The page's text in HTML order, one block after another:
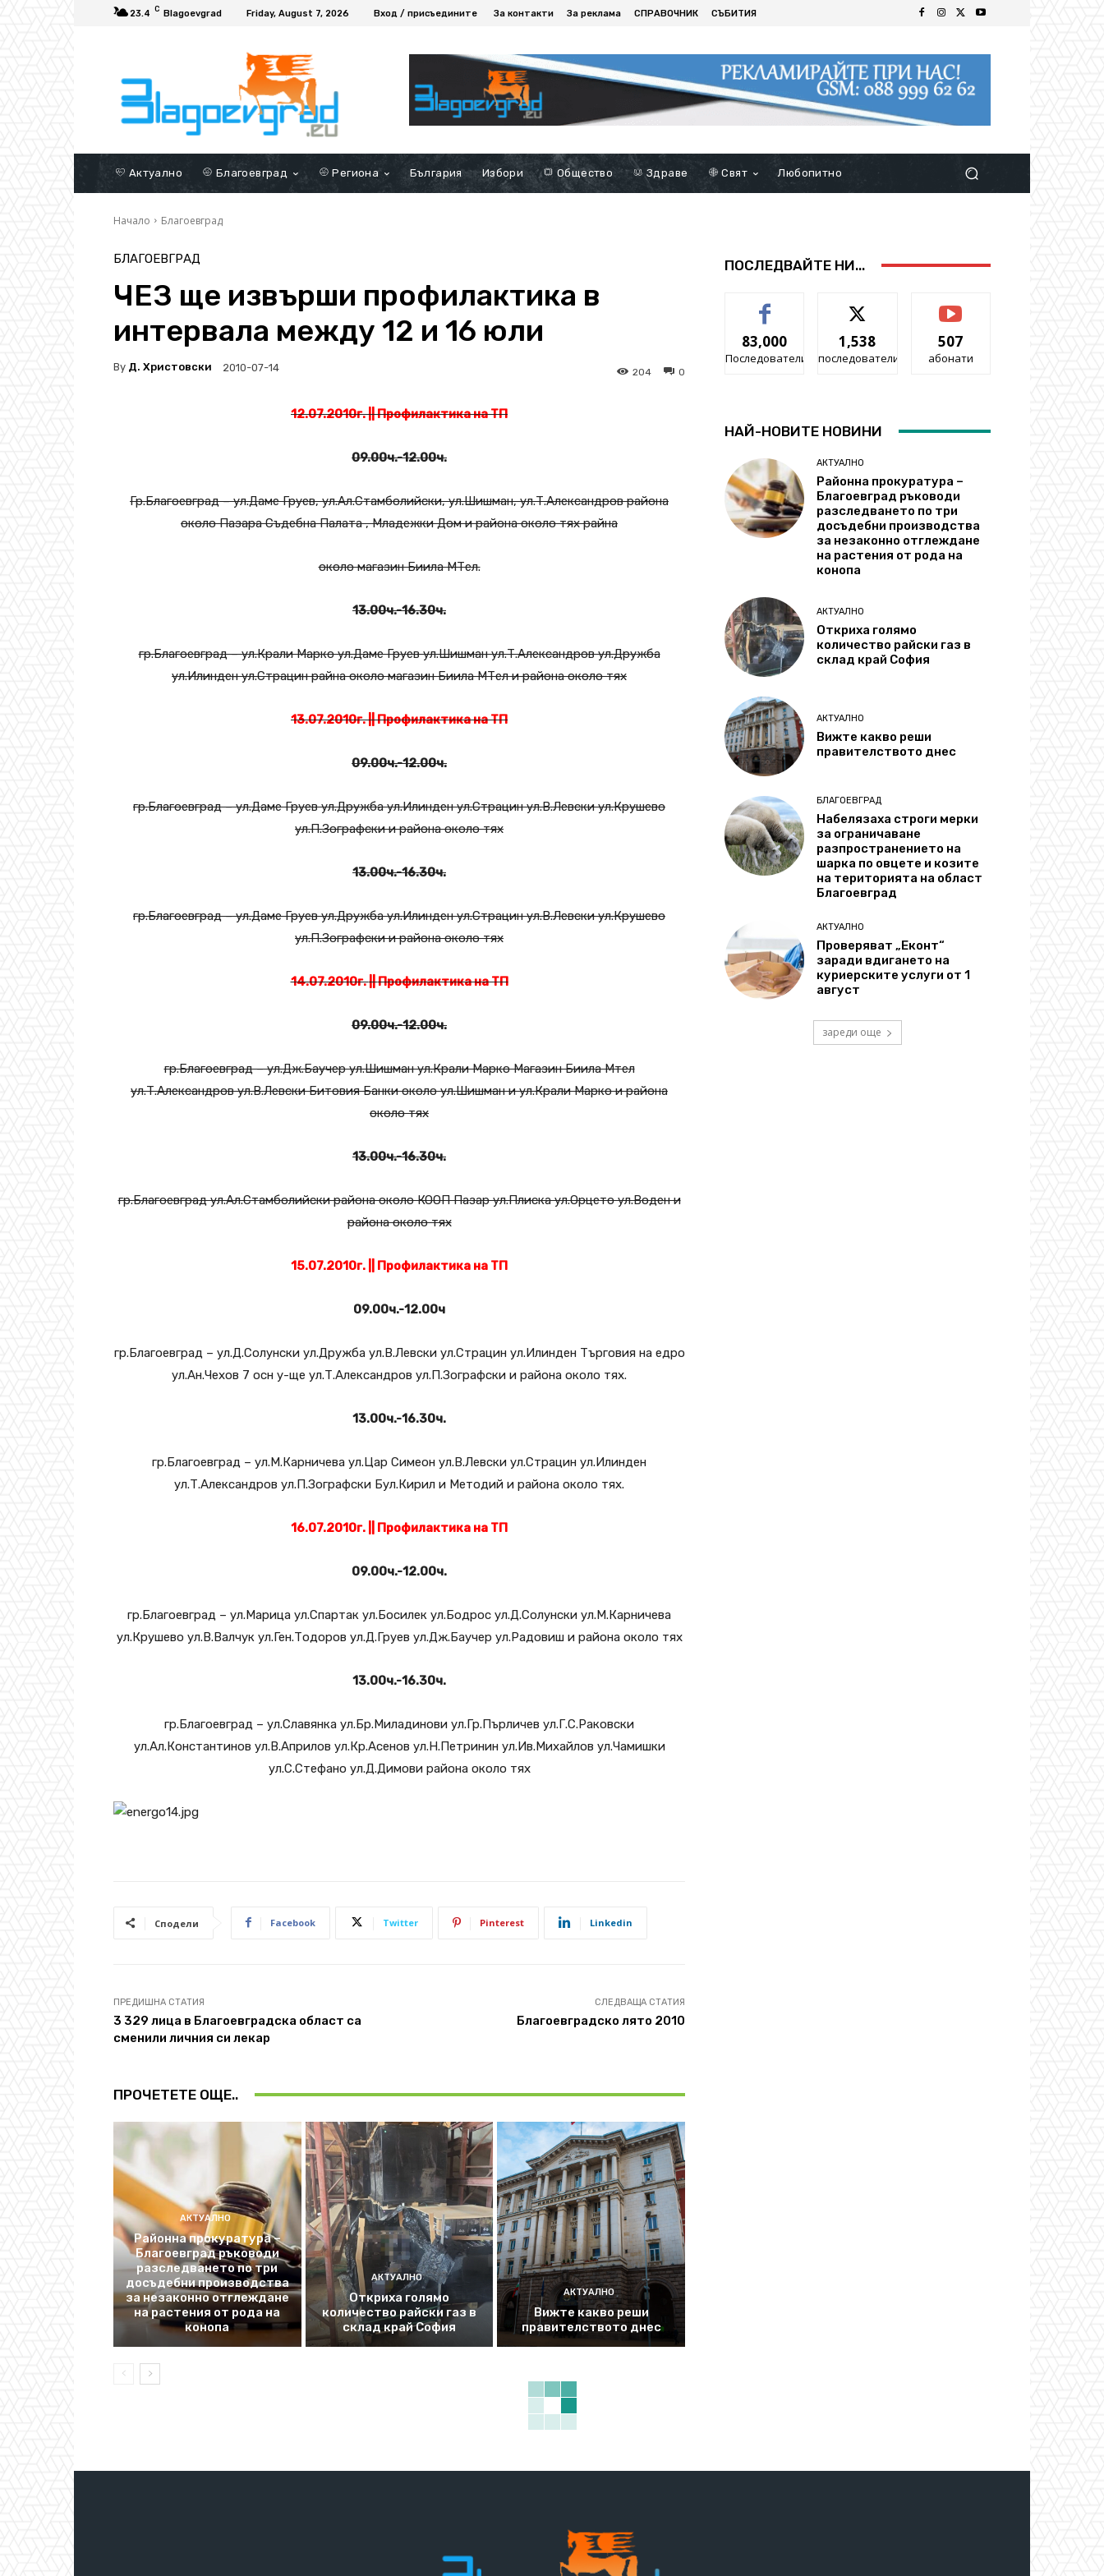
23.4 C Blagoevgrad Friday, August 7, 2026 Вход / присъедините За контакти За реклама СПРАВОЧНИК СЪБИТИЯ
Актуално Благоевград Региона България Избори Общество Здраве Свят Любопитно
Начало Благоевград
БЛАГОЕВГРАД
ЧЕЗ ще извърши профилактика в
интервала между 12 и 16 юли
By Д. Христовски 2010-07-14 0
204
12.07.2010г. ||Профилактика на ТП
09.00ч.-12.00ч.
Гр.Благоевград – ул.Даме Груев, ул.Ал.Стамболийски, ул.Шишман, ул.Т.Александров района
около Пазара Съдебна Палата , Младежки Дом и района около тях райна
около магазин Биила МТел.
13.00ч.-16.30ч.
гр.Благоевград – ул.Крали Марко ул.Даме Груев ул.Шишман ул.Т.Александров ул.Дружба
ул.Илинден ул.Страцин райна около магазин Биила МТел и района около тях
13.07.2010г. ||Профилактика на ТП
09.00ч.-12.00ч.
гр.Благоевград – ул.Даме Груев ул.Дружба ул.Илинден ул.Страцин ул.В.Левски ул.Крушево
ул.П.Зографски и района около тях
13.00ч.-16.30ч.
гр.Благоевград – ул.Даме Груев ул.Дружба ул.Илинден ул.Страцин ул.В.Левски ул.Крушево
ул.П.Зографски и района около тях
14.07.2010г.||Профилактика на ТП
09.00ч.-12.00ч.
гр.Благоевград – ул.Дж.Баучер ул.Шишман ул.Крали Марко Магазин Биила Мтел
ул.Т.Александров ул.В.Левски Битовия Банки около ул.Шишман и ул.Крали Марко и района
около тях
13.00ч.-16.30ч.
гр.Благоевград ул.Ал.Стамболийски района около КООП Пазар ул.Плиска ул.Орцето ул.Воден и
района около тях
15.07.2010г. Профилактика на ТП
09.00ч.-12.00ч
гр.Благоевград – ул.Д.Солунски ул.Дружба ул.В.Левски ул.Страцин ул.Илинден Търговия на едро
ул.Ан.Чехов 7 осн у-ще ул.Т.Александров ул.П.Зографски и района около тях.
13.00ч.-16.30ч.
гр.Благоевград – ул.М.Карничева ул.Цар Симеон ул.В.Левски ул.Страцин ул.Илинден
ул.Т.Александров ул.П.Зографски Бул.Кирил и Методий и района около тях.
16.07.2010г. Профилактика на ТП
09.00ч.-12.00ч.
гр.Благоевград – ул.Марица ул.Спартак ул.Босилек ул.Бодрос ул.Д.Солунски ул.М.Карничева
ул.Крушево ул.В.Валчук ул.Ген.Тодоров ул.Д.Груев ул.Дж.Баучер ул.Радовиш и района около тях
13.00ч.-16.30ч.
гр.Благоевград – ул.Славянка ул.Бр.Миладинови ул.Гр.Пърличев ул.Г.С.Раковски
ул.Ал.Константинов ул.В.Априлов ул.Кр.Асенов ул.Н.Петринин ул.Ив.Михайлов ул.Чамишки
ул.С.Стефано ул.Д.Димови района около тях
Сподели Facebook Twitter Pinterest Linkedin
ПРЕДИШНА СТАТИЯ
3 329 лица в Благоевградска област са
сменили личния си лекар
СЛЕДВАЩА СТАТИЯ
Благоевградско лято 2010
ПРОЧЕТЕТЕ ОЩЕ..
АКТУАЛНО
Районна прокуратура –
Благоевград ръководи
разследването по три
досъдебни производства
за незаконно отглеждане
на растения от рода на
конопа
АКТУАЛНО
Откриха голямо
количество райски газ в
склад край София
АКТУАЛНО
Вижте какво реши
правителството днес
ПОСЛЕДВАЙТЕ НИ...
83,000
Последователи
1,538
последователи
507
абонати
НАЙ-НОВИТЕ НОВИНИ
АКТУАЛНО
Районна прокуратура –
Благоевград ръководи
разследването по три
досъдебни производства
за незаконно отглеждане
на растения от рода на
конопа
АКТУАЛНО
Откриха голямо
количество райски газ в
склад край София
АКТУАЛНО
Вижте какво реши
правителството днес
БЛАГОЕВГРАД
Набелязаха строги мерки
за ограничаване
разпространението на
шарка по овцете и козите
на територията на област
Благоевград
АКТУАЛНО
Проверяват „Еконт“
заради вдигането на
куриерските услуги от 1
август
зареди още